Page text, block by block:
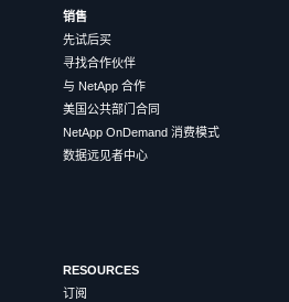
销售
先试后买
寻找合作伙伴
与 NetApp 合作
美国公共部门合同
NetApp OnDemand 消费模式
数据远见者中心
RESOURCES
订阅